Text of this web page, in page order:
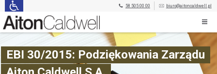
58 505 00 00 biuro@aitoncaldwell.pl
EBI 30/2015: Podziękowania Zarządu